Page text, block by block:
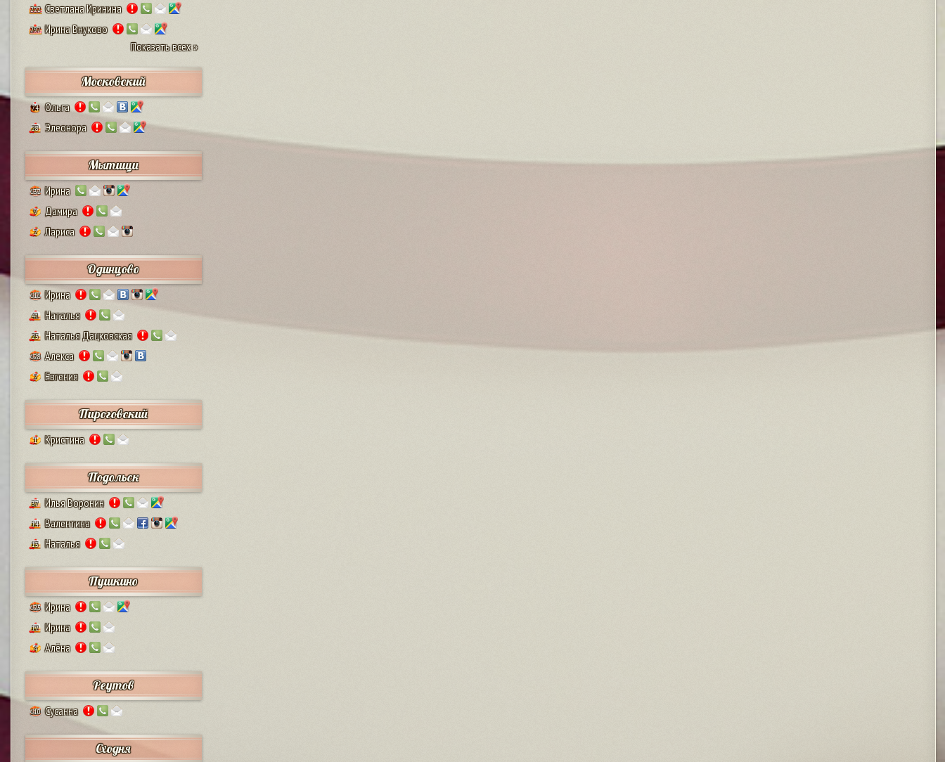
222 Светлана Иринина
297 Ирина Внуково
Показать всех »
Московский
74 Ольга
28 Элеонора
Мытищи
132 Ирина
9 Дамира
2 Лариса
Одинцово
111 Ирина
41 Наталья
25 Наталья Дацковская
128 Алекса
2 Евгения
Пироговский
1 Кристина
Подольск
37 Илья Воронин
14 Валентина
13 Наталья
Пушкино
125 Ирина
12 Ирина
4 Алёна
Реутов
110 Сусанна
Сходня